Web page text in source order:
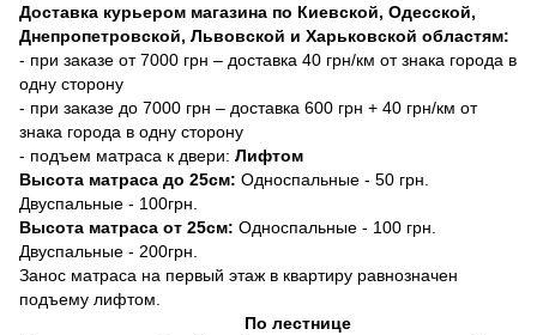
Доставка курьером магазина по Киевской, Одесской,
Днепропетровской, Львовской и Харьковской областям:
- при заказе от 7000 грн – доставка 40 грн/км от знака города в
одну сторону
- при заказе до 7000 грн – доставка 600 грн + 40 грн/км от
знака города в одну сторону
- подъем матраса к двери: Лифтом
Высота матраса до 25см: Односпальные - 50 грн.
Двуспальные - 100грн.
Высота матраса от 25см: Односпальные - 100 грн.
Двуспальные - 200грн.
Занос матраса на первый этаж в квартиру равнозначен
подъему лифтом.
По лестнице